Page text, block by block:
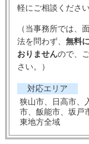
軽にご相談ください
（当事務所では、
法を問わず、 無料
おりませんので、
さい。）
対応エリア
狭山市、日高市、
市、飯能市、坂戸
東地方全域